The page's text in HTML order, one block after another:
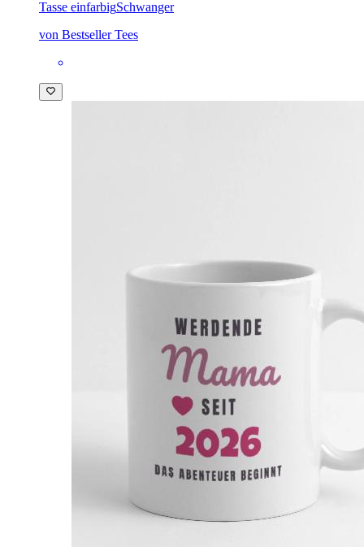
Tasse einfarbigSchwanger
von Bestseller Tees